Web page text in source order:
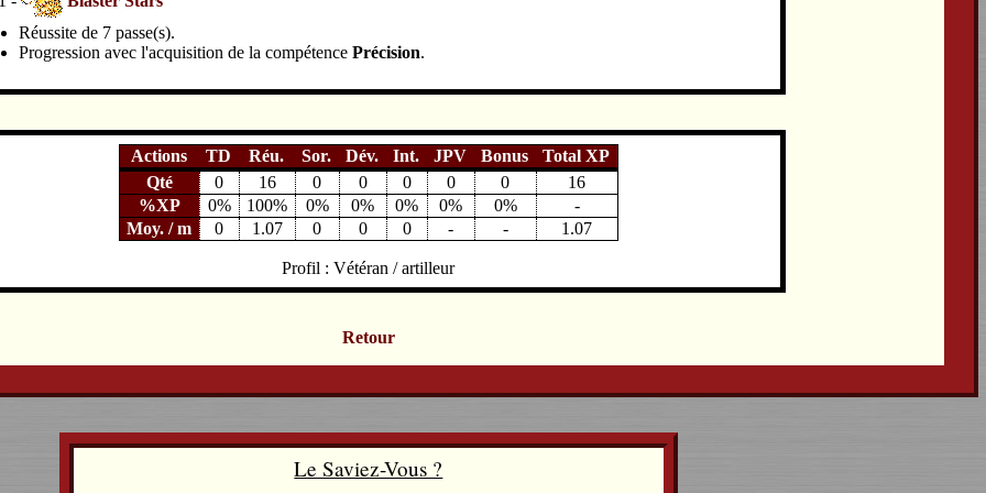
Réussite de 7 passe(s).
Progression avec l'acquisition de la compétence Précision.
Actions TD Réu. Sor. Dév. Int. JPV Bonus
Total XP
Qté
0 16 0 0 0 0 0
16
%XP
0% 100% 0% 0% 0% 0% 0%
-
Moy. / m
0 1.07 0 0 0 - - 1.07
Profil : Vétéran / artilleur
Retour
Le Saviez-Vous ?